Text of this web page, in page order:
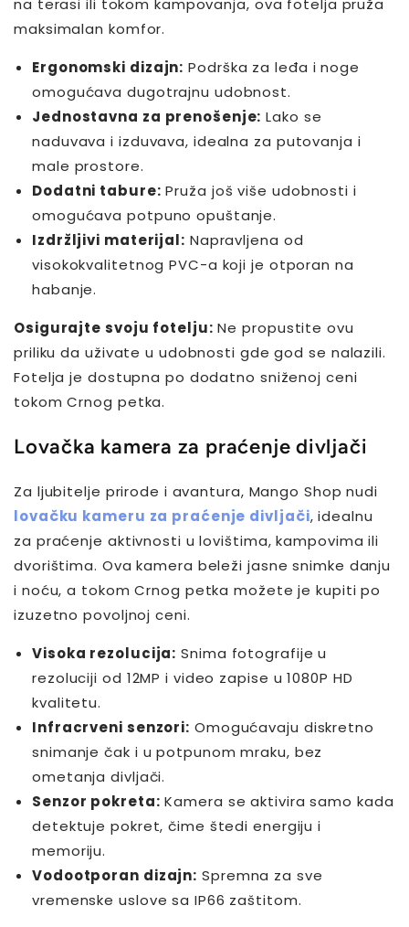
maksimalan komfor.
Ergonomski dizajn: Podrška za leđa i noge
omogućava dugotrajnu udobnost.
Jednostavna za prenošenje: Lako se
naduvava i izduvava, idealna za putovanja i
male prostore.
Dodatni tabure: Pruža još više udobnosti i
omogućava potpuno opuštanje.
Izdržljivi materijal: Napravljena od
visokokvalitetnog PVC-a koji je otporan na
habanje.
Osigurajte svoju fotelju: Ne propustite ovu
priliku da uživate u udobnosti gde god se nalazili.
Fotelja je dostupna po dodatno sniženoj ceni
tokom Crnog petka.
Lovačka kamera za praćenje divljači
Za ljubitelje prirode i avantura, Mango Shop nudi
lovačku kameru za praćenje divljači, idealnu
za praćenje aktivnosti u lovištima, kampovima ili
dvorištima. Ova kamera beleži jasne snimke danju
i noću, a tokom Crnog petka možete je kupiti po
izuzetno povoljnoj ceni.
Visoka rezolucija: Snima fotografije u
rezoluciji od 12MP i video zapise u 1080P HD
kvalitetu.
Infracrveni senzori: Omogućavaju diskretno
snimanje čak i u potpunom mraku, bez
ometanja divljači.
Senzor pokreta: Kamera se aktivira samo kada
detektuje pokret, čime štedi energiju i
memoriju.
Vodootporan dizajn: Spremna za sve
vremenske uslove sa IP66 zaštitom.